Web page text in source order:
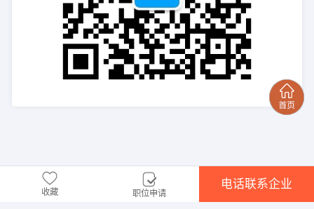
收藏 职位申请
电话联系企业